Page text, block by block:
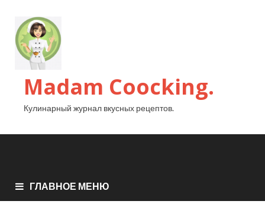
Madam Coocking.
Кулинарный журнал вкусных рецептов.
ГЛАВНОЕ МЕНЮ